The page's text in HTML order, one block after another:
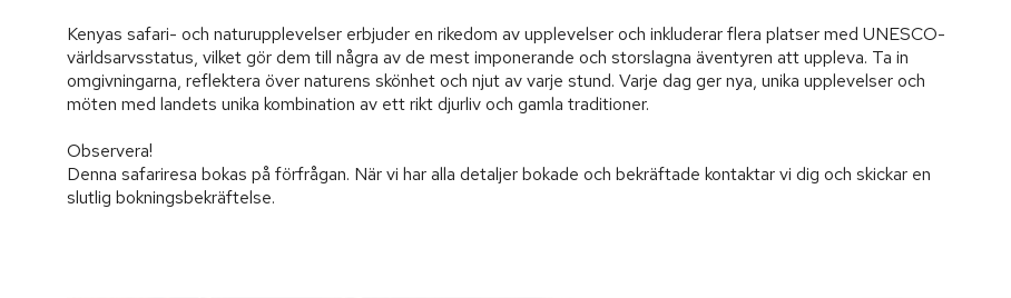
Kenyas safari- och naturupplevelser erbjuder en rikedom av upplevelser och inkluderar flera platser med UNESCO-
världsarvsstatus, vilket gör dem till några av de mest imponerande och storslagna äventyren att uppleva. Ta in
omgivningarna, reflektera över naturens skönhet och njut av varje stund. Varje dag ger nya, unika upplevelser och
möten med landets unika kombination av ett rikt djurliv och gamla traditioner.
Observera!
Denna safariresa bokas på förfrågan. När vi har alla detaljer bokade och bekräftade kontaktar vi dig och skickar en
slutlig bokningsbekräftelse.